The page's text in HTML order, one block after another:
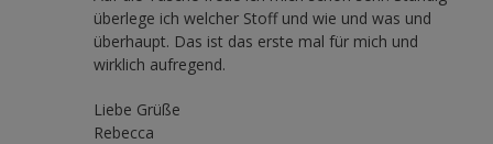
überlege ich welcher Stoff und wie und was und
überhaupt. Das ist das erste mal für mich und
wirklich aufregend.
Liebe Grüße
Rebecca